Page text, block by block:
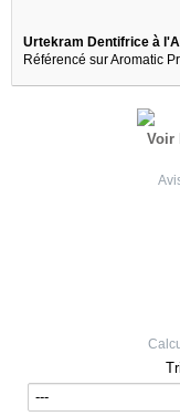
Urtekram Dentifrice à
Référencé sur Aromatic
Voir
---